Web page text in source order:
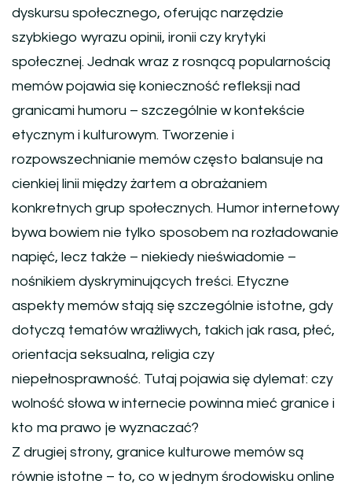
dyskursu społecznego, oferując narzędzie
szybkiego wyrazu opinii, ironii czy krytyki
społecznej. Jednak wraz z rosnącą popularnością
memów pojawia się konieczność refleksji nad
granicami humoru – szczególnie w kontekście
etycznym i kulturowym. Tworzenie i
rozpowszechnianie memów często balansuje na
cienkiej linii między żartem a obrażaniem
konkretnych grup społecznych. Humor internetowy
bywa bowiem nie tylko sposobem na rozładowanie
napięć, lecz także – niekiedy nieświadomie –
nośnikiem dyskryminujących treści. Etyczne
aspekty memów stają się szczególnie istotne, gdy
dotyczą tematów wrażliwych, takich jak rasa, płeć,
orientacja seksualna, religia czy
niepełnosprawność. Tutaj pojawia się dylemat: czy
wolność słowa w internecie powinna mieć granice i
kto ma prawo je wyznaczać?
Z drugiej strony, granice kulturowe memów są
równie istotne – to, co w jednym środowisku online